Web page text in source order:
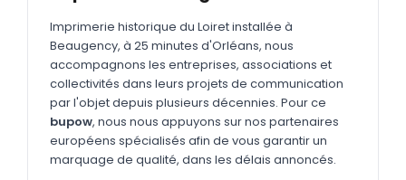
ADHÉSIFS
Étiquettes adhésives
Étiquettes adhésives en bobine
Adhésifs vitrine
Imprimerie historique du Loiret installée à
Beaugency, à 25 minutes d'Orléans, nous
accompagnons les entreprises, associations et
collectivités dans leurs projets de communication
par l'objet depuis plusieurs décennies. Pour ce
bupow, nous nous appuyons sur nos partenaires
européens spécialisés afin de vous garantir un
marquage de qualité, dans les délais annoncés.